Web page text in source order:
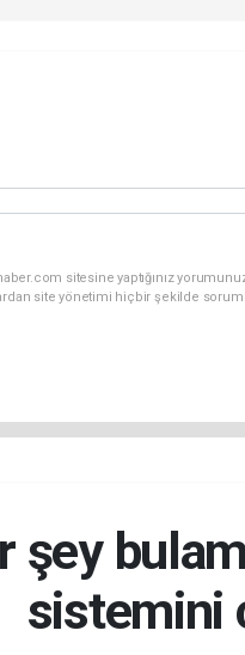
sitesine yaptığınız
site yönetimi hiçbir şekilde
şey
sistemini